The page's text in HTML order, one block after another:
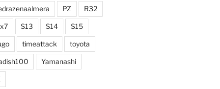
PZ R32
S13 S14 S15
timeattack toyota
Yamanashi